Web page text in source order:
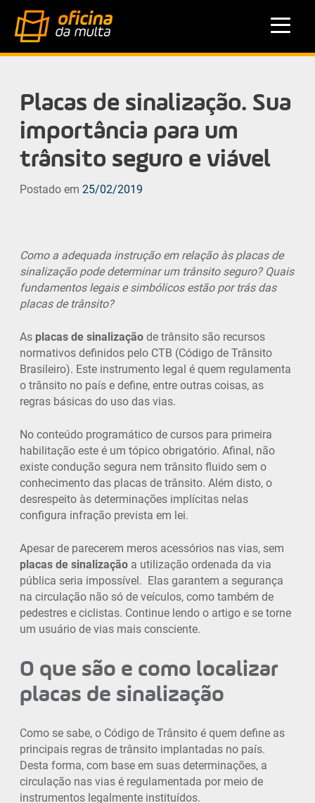
Placas de sinalização. Sua
importância para um
trânsito seguro e viável
Postado em25/02/2019
Como a adequada instrução em relação às placas de
sinalização pode determinar um trânsito seguro? Quais
fundamentos legais e simbólicos estão por trás das
placas de trânsito?
As placas de sinalização de trânsito são recursos
normativos definidos pelo CTB (Código de Trânsito
Brasileiro). Este instrumento legal é quem regulamenta
o trânsito no país e define, entre outras coisas, as
regras básicas do uso das vias.
No conteúdo programático de cursos para primeira
habilitação este é um tópico obrigatório. Afinal, não
existe condução segura nem trânsito fluido sem o
conhecimento das placas de trânsito. Além disto, o
desrespeito às determinações implícitas nelas
configura infração prevista em lei.
Apesar de parecerem meros acessórios nas vias, sem
placas de sinalização a utilização ordenada da via
pública seria impossível. Elas garantem a segurança
na circulação não só de veículos, como também de
pedestres e ciclistas. Continue lendo o artigo e se torne
um usuário de vias mais consciente.
O que são e como localizar
placas de sinalização
Como se sabe, o Código de Trânsito é quem define as
principais regras de trânsito implantadas no país.
Desta forma, com base em suas determinações, a
circulação nas vias é regulamentada por meio de
instrumentos legalmente instituídos.